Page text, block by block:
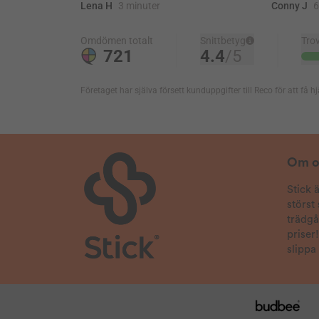
Enkel att använda, man ser direkt hur krypen
Silverfiskarna hatar den oljan. De brukar komma
Anonym
Verifierad köpare
Bra till garderoben.
2025-06-03
Anonym
Har använt tidigare och det fungerade bra då.
God doft som nog kan sitta i länge på väl valda
Om
Stick
störst
slippa